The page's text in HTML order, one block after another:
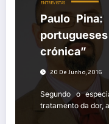
ENTREVISTAS
Paulo
crónica”
20 De Junho, 2016
Segundo o
tratamento da dor,